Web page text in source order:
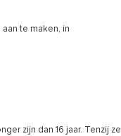
te maken, in
zijn dan 16 jaar. Tenzij ze